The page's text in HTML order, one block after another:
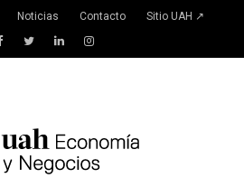
Noticias Contacto Sitio UAH ↗
FacebookTwitterLinkedInInstagram